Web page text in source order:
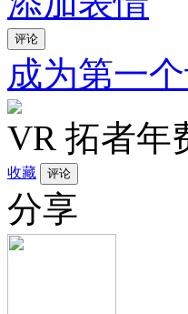
评论
成为第一
VR 拓者年
收藏
分享